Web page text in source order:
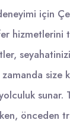
için
hizmetlerini
seyahatinizi
zamanda size
sunar.
önceden